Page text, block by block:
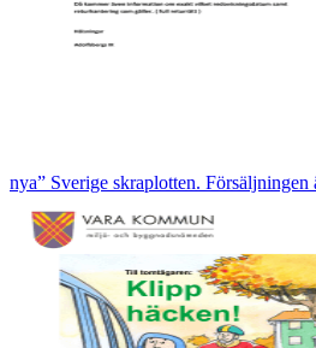
nya” Sverige skraplotten.